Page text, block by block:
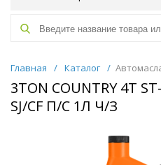
Главная / Каталог /
3TON COUNTRY 4Т
SJ/CF П/С 1Л Ч/З